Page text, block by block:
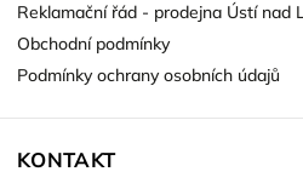
Reklamační řád - prodejna Ústí nad
Obchodní podmínky
Podmínky ochrany osobních údajů
KONTAKT